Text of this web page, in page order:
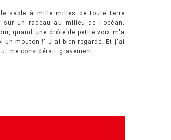
sable à mille milles de toute terre
un radeau au milieu de l'océan.
quand une drôle de petite voix m'a
un mouton !" J'ai bien regardé. Et j'ai
me considérait gravement...